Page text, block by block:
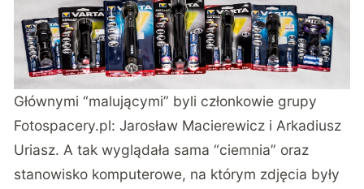
Głównymi “malującymi” byli członkowie grupy
Fotospacery.pl: Jarosław Macierewicz i Arkadiusz
Uriasz. A tak wyglądała sama “ciemnia” oraz
stanowisko komputerowe, na którym zdjęcia były